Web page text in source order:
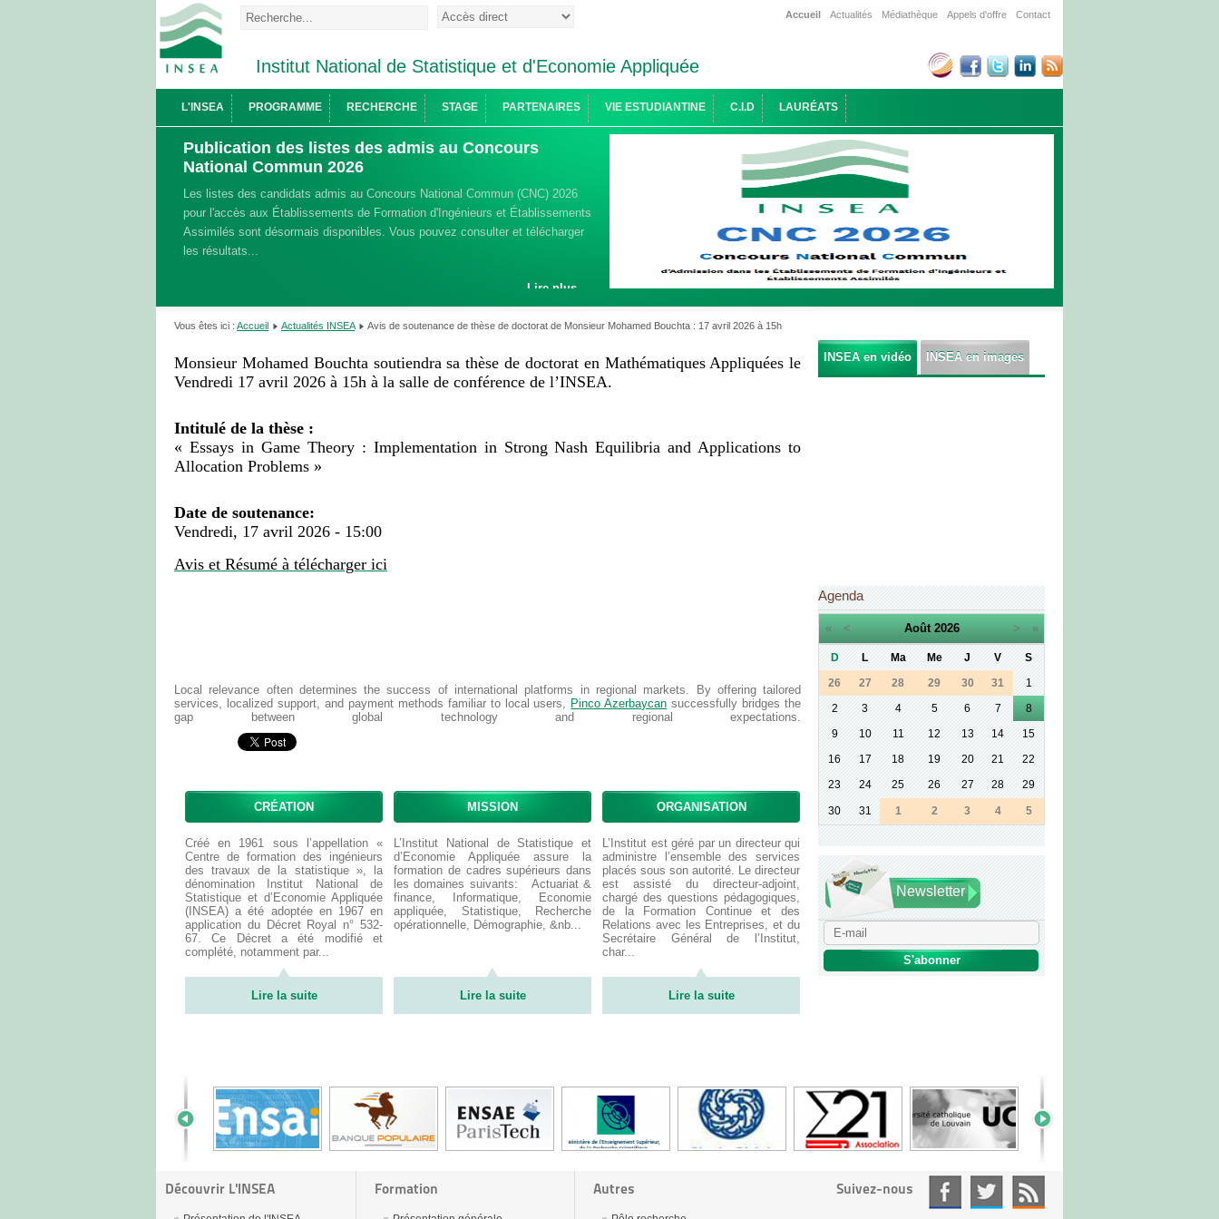
Accueil Actualités Médiathèque Appels d'offre Contact
Institut National de Statistique et d'Economie Appliquée
L'INSEA PROGRAMME RECHERCHE STAGE PARTENAIRES VIE ESTUDIANTINE C.I.D LAURÉATS
Publication des listes des admis au Concours
National Commun 2026
Les listes des candidats admis au Concours National Commun (CNC) 2026
pour l'accès aux Établissements de Formation d'Ingénieurs et Établissements
Assimilés sont désormais disponibles. Vous pouvez consulter et télécharger
les résultats...
Lire plus ...
Vous êtes ici : Accueil Actualités INSEA Avis de soutenance de thèse de doctorat de Monsieur Mohamed Bouchta : 17 avril 2026 à 15h
Monsieur Mohamed Bouchta soutiendra sa thèse de doctorat en Mathématiques Appliquées le
Vendredi 17 avril 2026 à 15h à la salle de conférence de l’INSEA.
Intitulé de la thèse :
« Essays in Game Theory : Implementation in Strong Nash Equilibria and Applications to
Allocation Problems »
Date de soutenance:
Vendredi, 17 avril 2026 - 15:00
Avis et Résumé à télécharger ici
Local relevance often determines the success of international platforms in regional markets. By offering tailored
services, localized support, and payment methods familiar to local users, Pinco Azerbaycan successfully bridges the
gap between global technology and regional expectations.
CRÉATION
Créé en 1961 sous l’appellation «
Centre de formation des ingénieurs
des travaux de la statistique », la
dénomination Institut National de
Statistique et d’Economie Appliquée
(INSEA) a été adoptée en 1967 en
application du Décret Royal n° 532-
67. Ce Décret a été modifié et
complété, notamment par...
Lire la suite
MISSION
L’Institut National de Statistique et
d’Economie Appliquée assure la
formation de cadres supérieurs dans
les domaines suivants: Actuariat &
finance, Informatique, Economie
appliquée, Statistique, Recherche
opérationnelle, Démographie, &nb...
Lire la suite
ORGANISATION
L’Institut est géré par un directeur qui
administre l’ensemble des services
placés sous son autorité. Le directeur
est assisté du directeur-adjoint,
chargé des questions pédagogiques,
de la Formation Continue et des
Relations avec les Entreprises, et du
Secrétaire Général de l’Institut,
char...
Lire la suite
INSEA en vidéo INSEA en images
Agenda
« < Août 2026 > »
D L Ma Me J V
S
26
27 28 29 30 31
1
2
3 4 5 6 7
8
9
10 11 12 13 14
15
16
17 18 19 20 21
22
23
24 25 26 27 28 29
30 31 1 2 3 4 5
Newsletter
Découvrir L'INSEA Formation Autres Suivez-nous